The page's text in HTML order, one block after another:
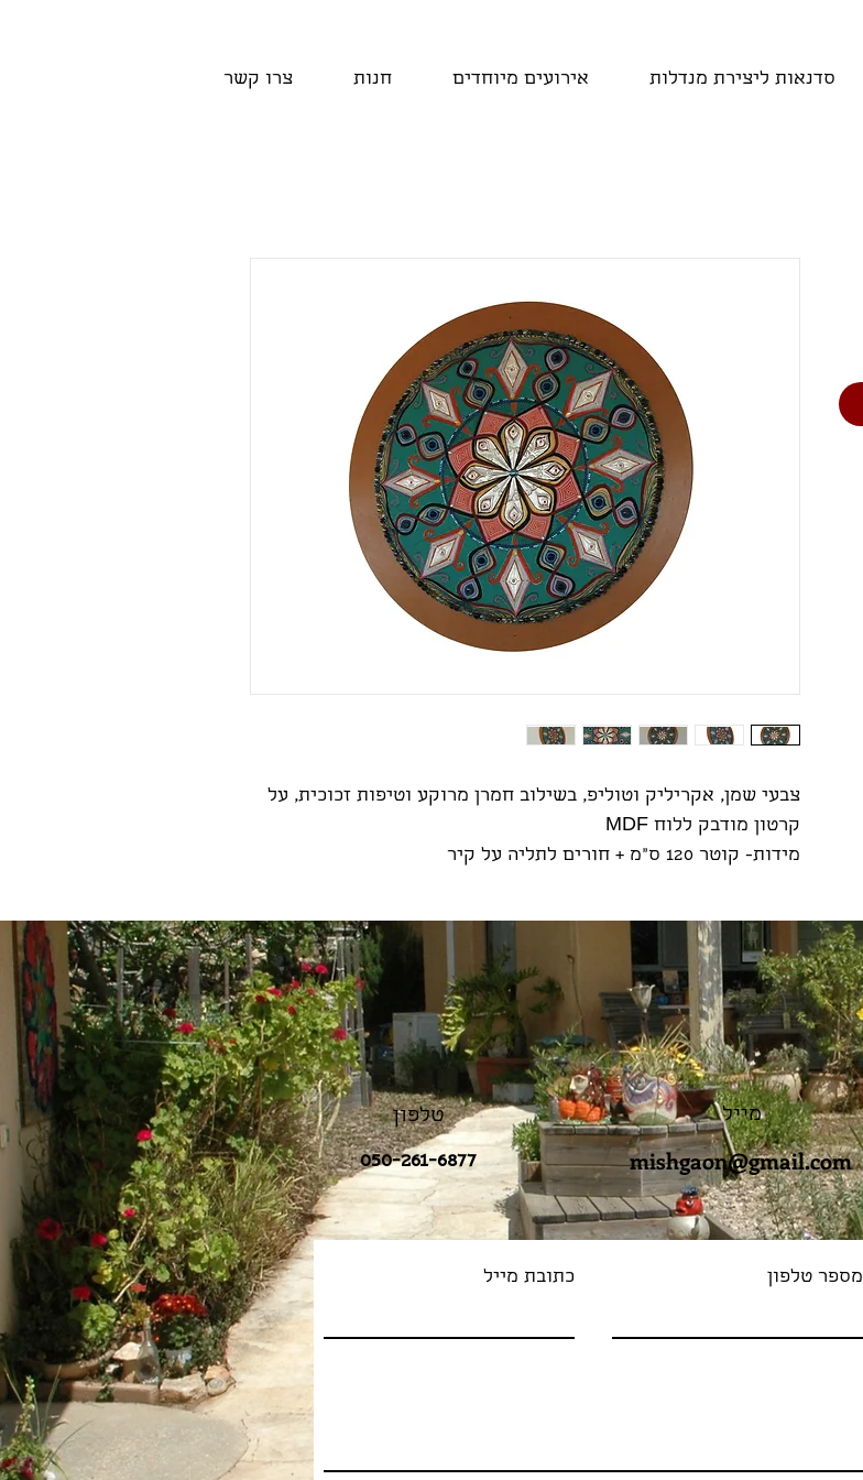
סדנאות ליצירת מנדלות אירועים מיוחדים חנות צרו קשר
צבעי שמן, אקריליק וטוליפ, בשילוב חמרן מרוקע וטיפות זכוכית, על
קרטון מודבק ללוח MDF
מידות- קוטר 120 ס"מ + חורים לתליה על קיר
טלפון
050-261-6877
מייל
mishgaon@gmail.com
כתובת מייל מספר טלפון